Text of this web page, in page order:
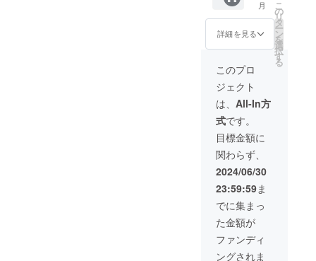
ます。
※このリ
ターン
円、
30,000
円のリ
ターン
と同じ
内容に
なりま
す。
ども食
堂の様
子がわ
かる写
真を添
付しま
す。 •
ミニ畳
をお送
りしま
す。
（目安
27×22×
1.5cm
） 畳の
ヘリの
柄は在
庫状況
により
異なり
ます。
※このリ
ターン
月
詳細を見る
こ
の
リ
タ
ー
ン
を
選
択
す
る
このプロ
ジェクト
は、 All-In方
式です。
目標金額に
関わらず、
2024/06/30
23:59:59ま
でに集まっ
た金額が
ファンディ
ングされま